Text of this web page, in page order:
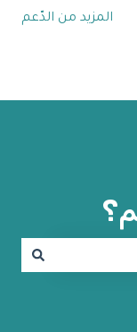
المزيد من الدّعم